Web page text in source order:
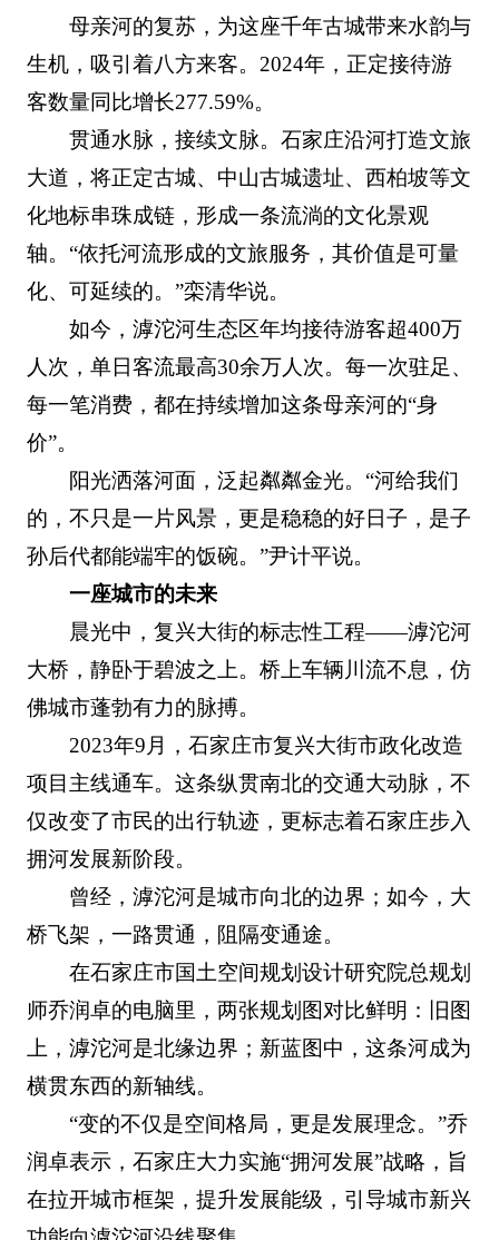
母亲河的复苏，为这座千年古城带来水韵与
生机，吸引着八方来客。2024年，正定接待游
客数量同比增长277.59%。
贯通水脉，接续文脉。石家庄沿河打造文旅
大道，将正定古城、中山古城遗址、西柏坡等文
化地标串珠成链，形成一条流淌的文化景观
轴。“依托河流形成的文旅服务，其价值是可量
化、可延续的。”栾清华说。
如今，滹沱河生态区年均接待游客超400万
人次，单日客流最高30余万人次。每一次驻足、
每一笔消费，都在持续增加这条母亲河的“身
价”。
阳光洒落河面，泛起粼粼金光。“河给我们
的，不只是一片风景，更是稳稳的好日子，是子
孙后代都能端牢的饭碗。”尹计平说。
一座城市的未来
晨光中，复兴大街的标志性工程——滹沱河
大桥，静卧于碧波之上。桥上车辆川流不息，仿
佛城市蓬勃有力的脉搏。
2023年9月，石家庄市复兴大街市政化改造
项目主线通车。这条纵贯南北的交通大动脉，不
仅改变了市民的出行轨迹，更标志着石家庄步入
拥河发展新阶段。
曾经，滹沱河是城市向北的边界；如今，大
桥飞架，一路贯通，阻隔变通途。
在石家庄市国土空间规划设计研究院总规划
师乔润卓的电脑里，两张规划图对比鲜明：旧图
上，滹沱河是北缘边界；新蓝图中，这条河成为
横贯东西的新轴线。
“变的不仅是空间格局，更是发展理念。”乔
润卓表示，石家庄大力实施“拥河发展”战略，旨
在拉开城市框架，提升发展能级，引导城市新兴